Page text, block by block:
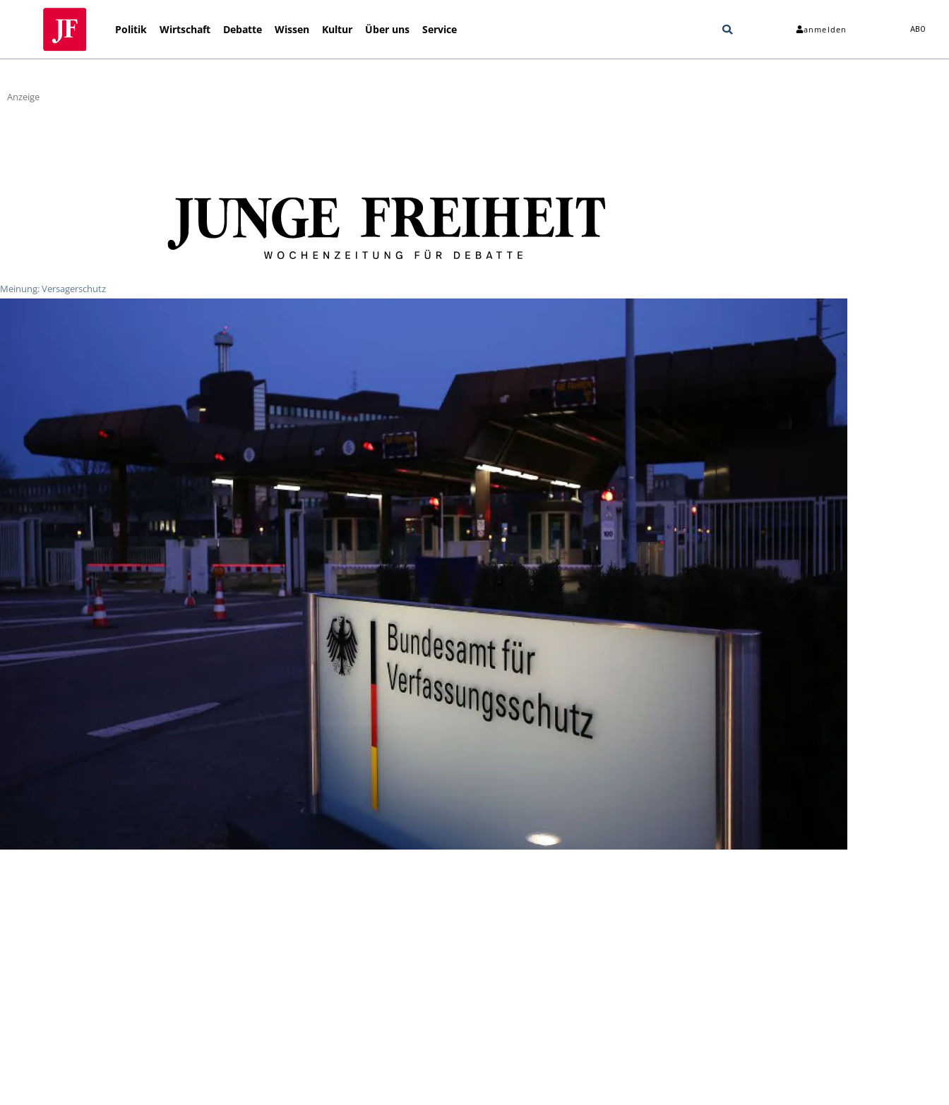
Politik Wirtschaft Debatte Wissen Kultur Über uns Service anmelden ABO
Anzeige
Meinung: Versagerschutz